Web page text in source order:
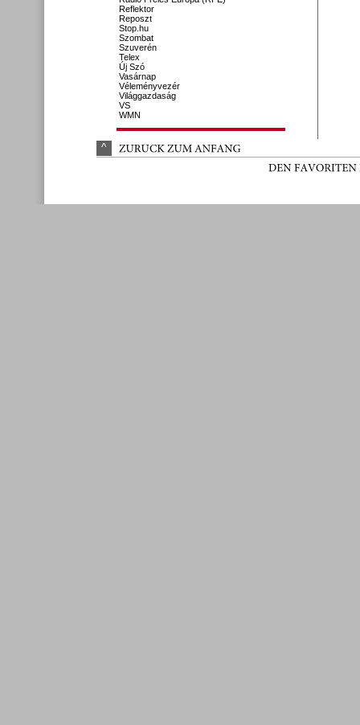
Reflektor
Reposzt
Stop.hu
Szombat
Szuverén
Telex
Új Szó
Vasárnap
Véleményvezér
Világgazdaság
VS
WMN
^ ZURÜCK ZUM ANFANG
DEN FAVORITEN